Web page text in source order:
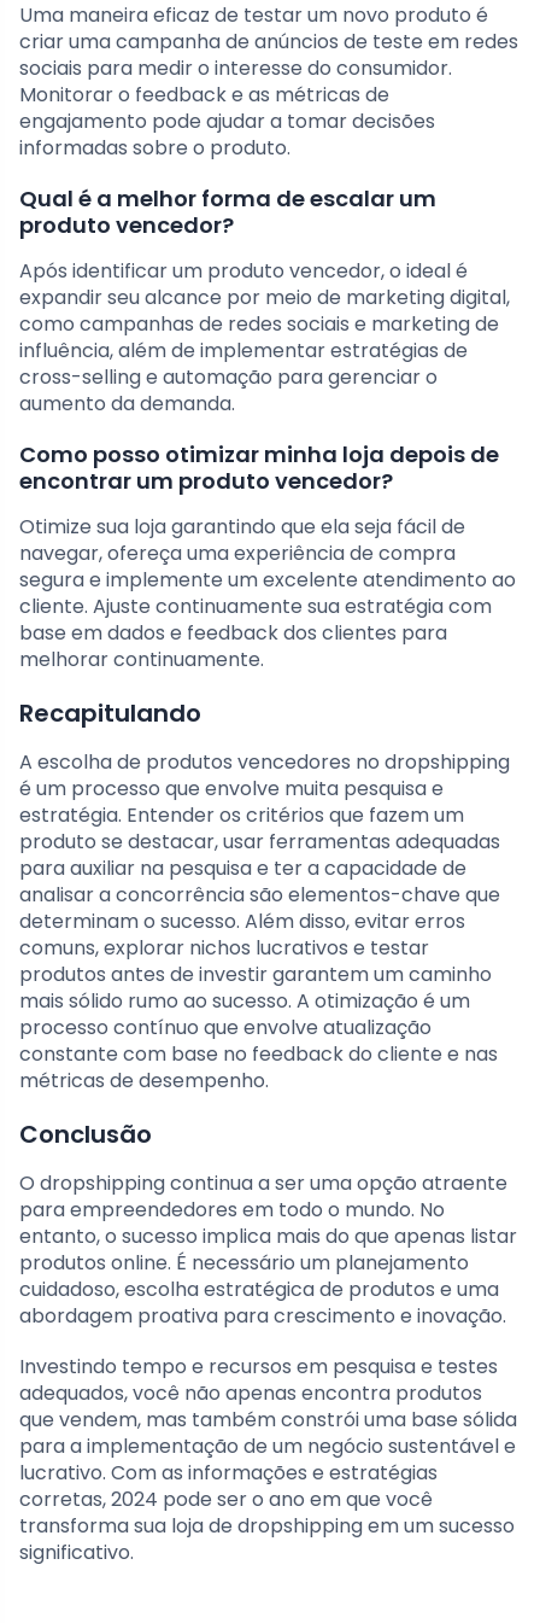
Uma maneira eficaz de testar um novo produto é
criar uma campanha de anúncios de teste em redes
sociais para medir o interesse do consumidor.
Monitorar o feedback e as métricas de
engajamento pode ajudar a tomar decisões
informadas sobre o produto.
Qual é a melhor forma de escalar um
produto vencedor?
Após identificar um produto vencedor, o ideal é
expandir seu alcance por meio de marketing digital,
como campanhas de redes sociais e marketing de
influência, além de implementar estratégias de
cross-selling e automação para gerenciar o
aumento da demanda.
Como posso otimizar minha loja depois de
encontrar um produto vencedor?
Otimize sua loja garantindo que ela seja fácil de
navegar, ofereça uma experiência de compra
segura e implemente um excelente atendimento ao
cliente. Ajuste continuamente sua estratégia com
base em dados e feedback dos clientes para
melhorar continuamente.
Recapitulando
A escolha de produtos vencedores no dropshipping
é um processo que envolve muita pesquisa e
estratégia. Entender os critérios que fazem um
produto se destacar, usar ferramentas adequadas
para auxiliar na pesquisa e ter a capacidade de
analisar a concorrência são elementos-chave que
determinam o sucesso. Além disso, evitar erros
comuns, explorar nichos lucrativos e testar
produtos antes de investir garantem um caminho
mais sólido rumo ao sucesso. A otimização é um
processo contínuo que envolve atualização
constante com base no feedback do cliente e nas
métricas de desempenho.
Conclusão
O dropshipping continua a ser uma opção atraente
para empreendedores em todo o mundo. No
entanto, o sucesso implica mais do que apenas listar
produtos online. É necessário um planejamento
cuidadoso, escolha estratégica de produtos e uma
abordagem proativa para crescimento e inovação.
Investindo tempo e recursos em pesquisa e testes
adequados, você não apenas encontra produtos
que vendem, mas também constrói uma base sólida
para a implementação de um negócio sustentável e
lucrativo. Com as informações e estratégias
corretas, 2024 pode ser o ano em que você
transforma sua loja de dropshipping em um sucesso
significativo.